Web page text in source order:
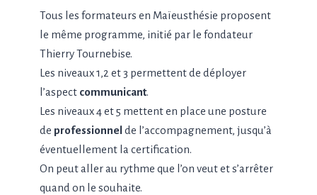
Tous les formateurs en Maïeusthésie proposent
le même programme, initié par le fondateur
Thierry Tournebise.
Les niveaux 1,2 et 3 permettent de déployer
l’aspect communicant.
Les niveaux 4 et 5 mettent en place une posture
de professionnel de l’accompagnement, jusqu’à
éventuellement la certification.
On peut aller au rythme que l’on veut et s’arrêter
quand on le souhaite.